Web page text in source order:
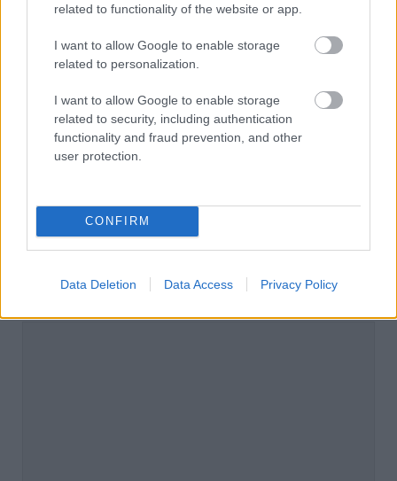
related to functionality of the website or app.
I want to allow Google to enable storage
related to personalization.
I want to allow Google to enable storage
related to security, including authentication
functionality and fraud prevention, and other
user protection.
CONFIRM
Data Deletion Data Access Privacy Policy
HÍRLEVÉL
E-mail cím
szabályzatot!
FELIRATKOZÁS